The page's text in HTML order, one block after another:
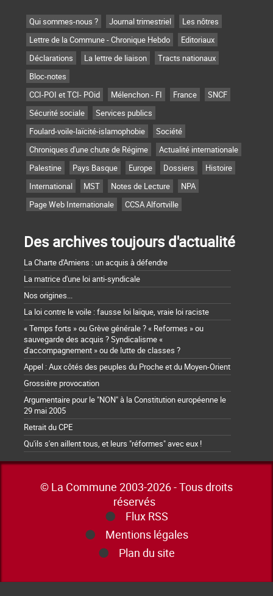
Qui sommes-nous ? Journal trimestriel
Les nôtres
Lettre de la Commune - Chronique Hebdo
Editoriaux
Déclarations
La lettre de liaison
Tracts nationaux
Bloc-notes
CCI-POI et TCI- POid
Mélenchon - FI France
SNCF
Sécurité sociale
Services publics
Foulard-voile-laïcité-islamophobie
Société
Chroniques d'une chute de Régime
Actualité internationale
Palestine
Pays Basque Europe Dossiers
Histoire
International
MST Notes de Lecture
NPA
Page Web Internationale
CCSA Alfortville
Des archives toujours d'actualité
La Charte d'Amiens : un acquis à défendre
La matrice d'une loi anti-syndicale
Nos origines...
La loi contre le voile : fausse loi laïque, vraie loi raciste
« Temps forts » ou Grève générale ? « Reformes » ou
sauvegarde des acquis ? Syndicalisme «
d'accompagnement » ou de lutte de classes ?
Appel : Aux côtés des peuples du Proche et du Moyen-Orient
Grossière provocation
Argumentaire pour le "NON" à la Constitution européenne le
29 mai 2005
Retrait du CPE
Qu'ils s'en aillent tous, et leurs "réformes" avec eux !
© La Commune 2003-2026 - Tous droits
réservés
Flux RSS
Mentions légales
Plan du site